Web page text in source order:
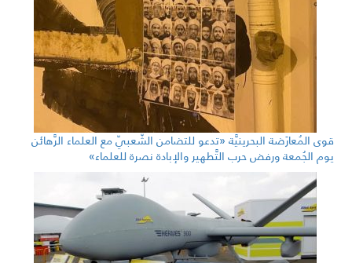
قوى المُعارَضة البحرينيَّة «تدعو للتضامن الشّعبيّ مع العلماء الرَّهائن
يوم الجُمعة ورفض حرب التَّطهير والإبادة نصرة للعلماء»